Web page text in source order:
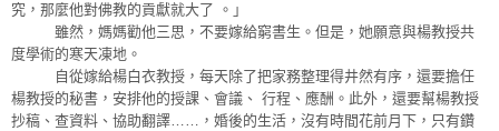
究，那麼他對佛教的貢獻就大了 。」
雖然，媽媽勸他三思，不要嫁給窮書生。但是，她願意與楊教授共
度學術的寒天凍地。
自從嫁給楊白衣教授，每天除了把家務整理得井然有序，還要擔任
楊教授的秘書，安排他的授課、會議、 行程、應酬。此外，還要幫楊教授
抄稿、查資料、協助翻譯……，婚後的生活，沒有時間花前月下，只有鑽